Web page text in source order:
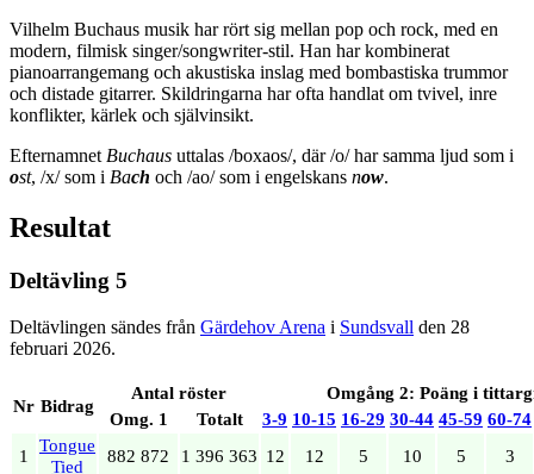
Vilhelm Buchaus musik har rört sig mellan pop och rock, med en
modern, filmisk singer/songwriter-stil. Han har kombinerat
pianoarrangemang och akustiska inslag med bombastiska trummor
och distade gitarrer. Skildringarna har ofta handlat om tvivel, inre
konflikter, kärlek och självinsikt.
Efternamnet Buchaus uttalas /boxaos/, där /o/ har samma ljud som i
ost, /x/ som i Bach och /ao/ som i engelskans now.
Resultat
Deltävling 5
Deltävlingen sändes från Gärdehov Arena i Sundsvall den 28
februari 2026.
Nr Bidrag
Antal röster
Omgång 2: Poäng i
Omg. 1
Totalt 3‑9 10‑15 16‑29 30‑44 45‑59 60‑74
1
Tongue
Tied
882 872 1 396 363 12 12 5 10 5 3